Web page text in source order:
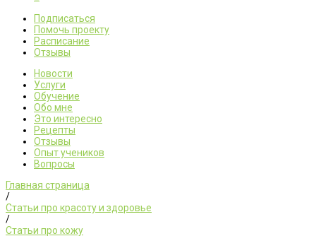
Подписаться
Помочь проекту
Расписание
Отзывы
Новости
Услуги
Обучение
Обо мне
Это интересно
Рецепты
Отзывы
Опыт учеников
Вопросы
Главная страница
/
Статьи про красоту и здоровье
/
Статьи про кожу